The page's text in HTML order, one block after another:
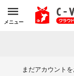
メニュー
まだアカウント